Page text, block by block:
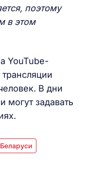
поэтому
в этом
YouTube-
В дни
могут задавать